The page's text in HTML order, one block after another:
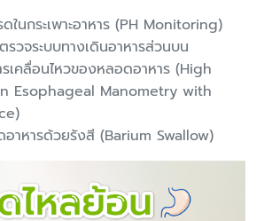
ในกระเพาะอาหาร (PH Monitoring)
วจระบบทางเดินอาหารส่วนบน
เคลื่อนไหวของหลอดอาหาร (High
Esophageal Manometry with
าหารด้วยรังสี (Barium Swallow)